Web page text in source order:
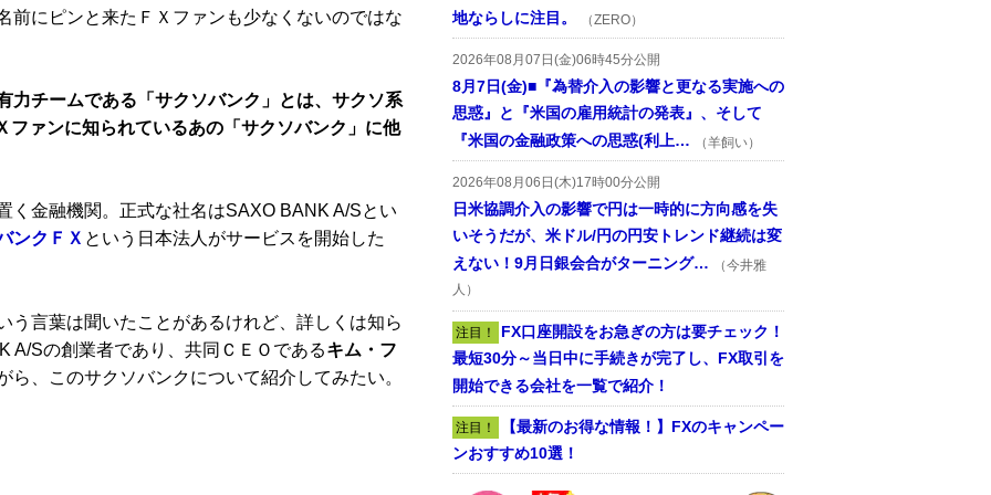
にピンと来たＦＸファンも少なくないのではな
力チームである「サクソバンク」とは、サクソ系
ァンに知られているあの「サクソバンク」に他
金融機関。正式な社名はSAXO BANK A/Sとい
ンクＦＸ という日本法人がサービスを開始した
言葉は聞いたことがあるけれど、詳しくは知ら
A/Sの創業者であり、共同ＣＥＯであるキム・フ
ら、このサクソバンクについて紹介してみたい。
地ならしに注目。 （ZERO）
2026年08月07日(金)06時45分公開
8月7日(金)■『為替介入の影響と更なる実施への
思惑』と『米国の雇用統計の発表』、そして
『米国の金融政策への思惑(利上…
（羊飼い）
2026年08月06日(木)17時00分公開
日米協調介入の影響で円は一時的に方向感を失
いそうだが、米ドル/円の円安トレンド継続は変
えない！9月日銀会合がターニング…
（今井雅
人）
注目！ FX口座開設をお急ぎの方は要チェック！
最短30分～当日中に手続きが完了し、FX取引を
開始できる会社を一覧で紹介！
注目！ 【最新のお得な情報！】FXのキャンペー
ンおすすめ10選！